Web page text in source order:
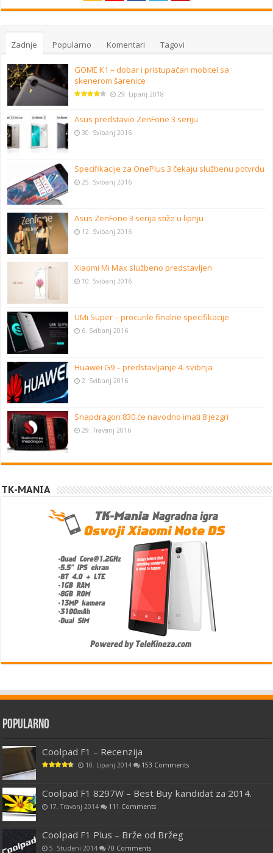
Zadnje Popularno Komentari Tagovi
GOME K1 – dobar i pristupačan mobitel sa
skenerom šarenice
29. Lipanj 2018
Asus predstavio ZenFone 3 seriju
30. Svibanj 2016
Specifikacije za OnePlus 3 čekaju službenu potvrdu
25. Svibanj 2016
Asus ZenFone 3 serija stiže u lipnju
12. Svibanj 2016
Xiaomi Mi Max službeno predstavljen
10. Svibanj 2016
UMi Super – procurile finalne specifikacije
6. Svibanj 2016
Huawei G9 – predstavljanje 4. svibnja
2. Svibanj 2016
Snapdragon 830 će navodno imati 8 jezgri
29. Travanj 2016
TK-MANIA
Popularno
Coolpad F1 – Recenzija
10. Lipanj 2014 153 Comments
Coolpad F1 8297W – Best Buy kandidat za 2014.
17. Travanj 2014 111 Comments
Coolpad F1 Plus – Brže od Bržeg
5. Studeni 2014 70 Comments